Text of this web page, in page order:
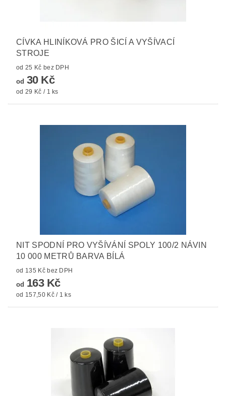
CÍVKA HLINÍKOVÁ PRO ŠICÍ A VYŠÍVACÍ
STROJE
od 25 Kč bez DPH
od 30 Kč
od 29 Kč / 1 ks
NIT SPODNÍ PRO VYŠÍVÁNÍ SPOLY 100/2 NÁVIN
10 000 METRŮ BARVA BÍLÁ
od 135 Kč bez DPH
od 163 Kč
od 157,50 Kč / 1 ks